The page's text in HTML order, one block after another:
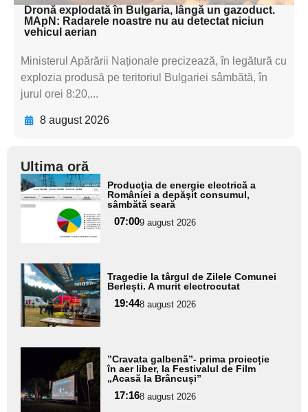
Dronă explodată în Bulgaria, lângă un gazoduct.
MApN: Radarele noastre nu au detectat niciun
vehicul aerian
Ministerul Apărării Naționale precizează, în legătură cu
explozia produsă pe teritoriul Bulgariei sâmbătă, în
jurul orei 8:20,...
8 august 2026
Ultima oră
Adaugă
aici textul
pentru
subtitlu
Producţia de energie electrică a
României a depăşit consumul,
sâmbătă seară
07:009 august 2026
Adaugă
aici textul
pentru
subtitlu
Tragedie la târgul de Zilele Comunei
Berlești. A murit electrocutat
19:448 august 2026
Adaugă
aici textul
pentru
subtitlu
”Cravata galbenă”- prima proiecție
în aer liber, la Festivalul de Film
„Acasă la Brâncuși”
17:168 august 2026